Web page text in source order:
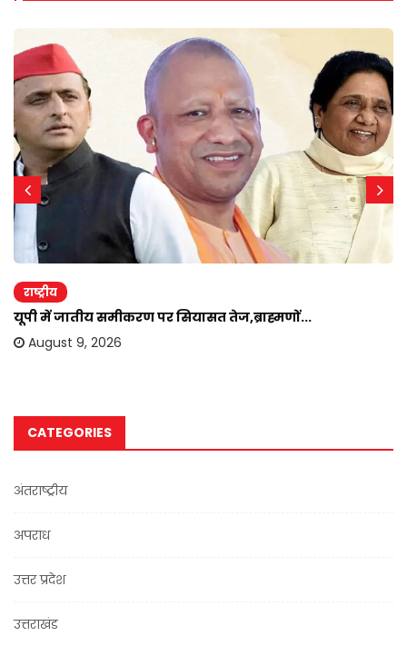
राष्ट्रीय
यूपी में जातीय समीकरण पर सियासत तेज,ब्राह्मणों...
August 9, 2026
CATEGORIES
अंतराष्ट्रीय
अपराध
उत्तर प्रदेश
उत्तराखंड